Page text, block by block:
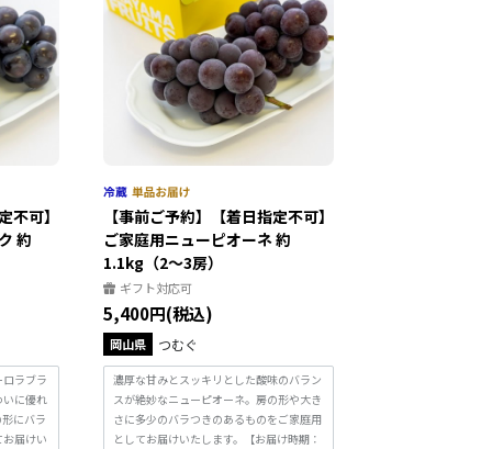
不可】
約
ラブラ
いに優れ
にバラ
届けい
【事前ご予約】【着日指定不可】
ご家庭用ニューピオーネ 約
1.1kg（2～3房）
ギフト対応可
5,400円(税込)
岡山県 つむぐ
濃厚な甘みとスッキリとした酸味のバラン
スが絶妙なニューピオーネ。房の形や大き
さに多少のバラつきのあるものをご家庭用
としてお届けいたします。【お届け時期：